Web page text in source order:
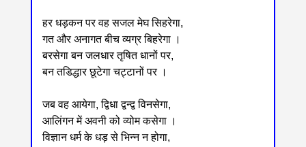
हर धड़कन पर वह सजल मेघ सिहरेगा,
गत और अनागत बीच व्यग्र बिहरेगा ।
बरसेगा बन जलधार तृषित धानों पर,
बन तडिद्धार छूटेगा चट्टानों पर ।
जब वह आयेगा, द्विधा द्वन्द्व विनसेगा,
आलिंगन में अवनी को व्योम कसेगा ।
विज्ञान धर्म के धड़ से भिन्न न होगा,